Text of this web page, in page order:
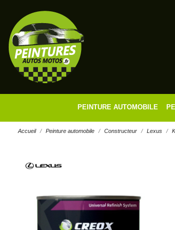
PEINTURE AUTOMOBILE
Accueil Peinture automobile Constructeur Lexus